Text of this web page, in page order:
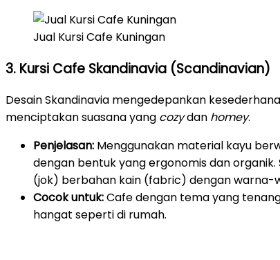
Jual Kursi Cafe Kuningan
3. Kursi Cafe Skandinavia (Scandinavian)
Desain Skandinavia mengedepankan
menciptakan suasana yang cozydan homey.
Penjelasan: Menggunakan material kayu
dengan bentuk yang ergonomis dan
(jok) berbahan kain (fabric) dengan
Cocok untuk:Cafe dengan tema yang
hangat seperti di rumah.